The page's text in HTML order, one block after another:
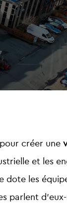
créer une
et les
dote les
parlent